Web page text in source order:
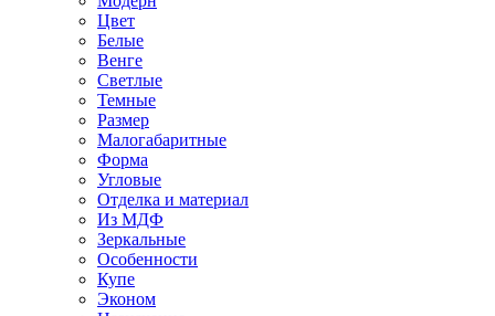
Цвет
Белые
Венге
Светлые
Темные
Размер
Малогабаритные
Форма
Угловые
Отделка и материал
Из МДФ
Зеркальные
Особенности
Купе
Эконом